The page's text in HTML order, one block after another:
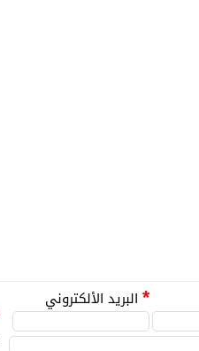
* البريد الألكتروني